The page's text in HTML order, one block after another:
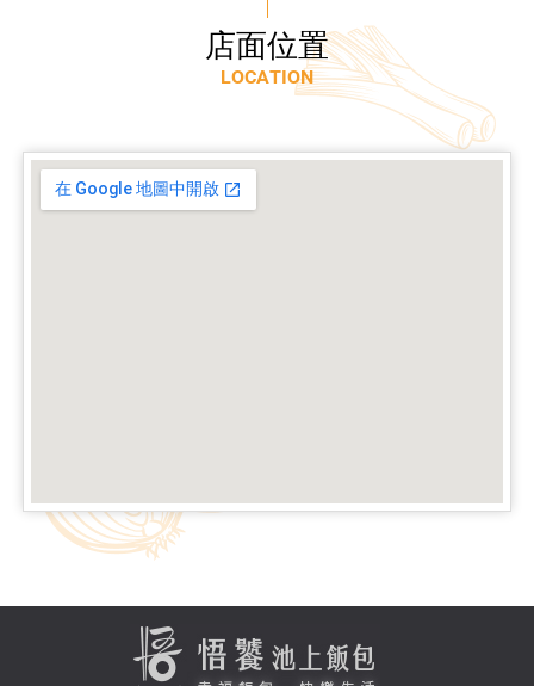
店面位置
LOCATION